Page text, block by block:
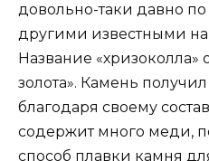
довольно-таки давно
другими известными
Название «хризоколла»
золота». Камень
благодаря своему
содержит много меди,
способ плавки камня